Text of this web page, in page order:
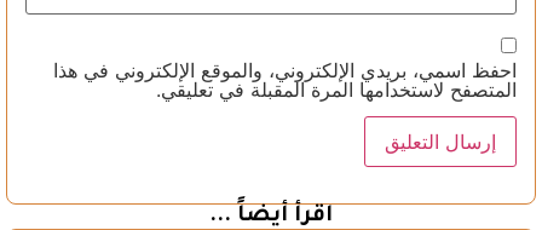
احفظ اسمي، بريدي الإلكتروني، والموقع الإلكتروني في هذا
المتصفح لاستخدامها المرة المقبلة في تعليقي.
اقرأ أيضاً ...